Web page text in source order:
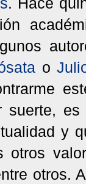
o
suerte,
y
otros
otros.